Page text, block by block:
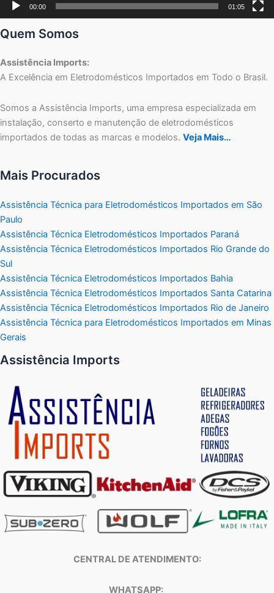
00:00 01:05
Quem Somos
Assistência Imports:
A Excelência em Eletrodomésticos Importados em Todo o Brasil.
Somos a Assistência Imports, uma empresa especializada em
instalação, conserto e manutenção de eletrodomésticos
importados de todas as marcas e modelos. Veja Mais…
Mais Procurados
Assistência Técnica para Eletrodomésticos Importados em São
Paulo
Assistência Técnica Eletrodomésticos Importados Paraná
Assistência Técnica Eletrodomésticos Importados Rio Grande do
Sul
Assistência Técnica Eletrodomésticos Importados Bahia
Assistência Técnica Eletrodomésticos Importados Santa Catarina
Assistência Técnica Eletrodomésticos Importados Rio de Janeiro
Assistência Técnica para Eletrodomésticos Importados em Minas
Gerais
Assistência Imports
CENTRAL DE ATENDIMENTO:
WHATSAPP: